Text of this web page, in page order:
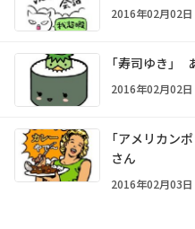
2016年02月02
「寿司ゆき」
2016年02月02
「アメリカン
さん
2016年02月03